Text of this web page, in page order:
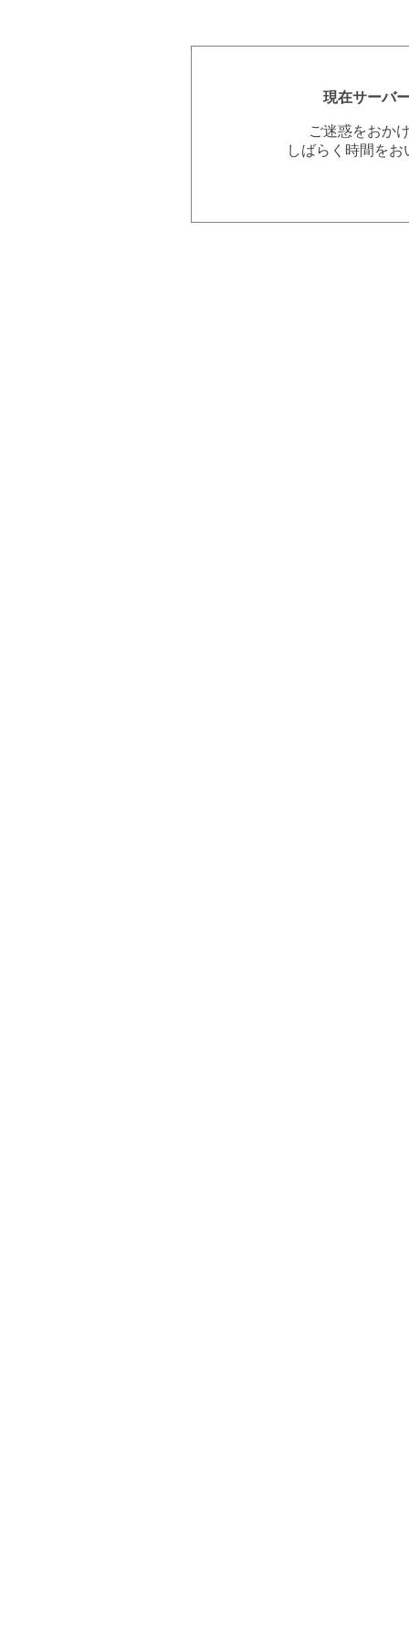
現在サーバ
ご迷惑をおか
しばらく時間を